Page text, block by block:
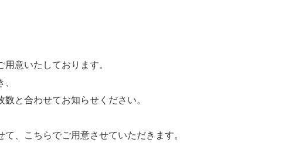
意いたしております。
と合わせてお知らせください。
、こちらでご用意させていただきます。